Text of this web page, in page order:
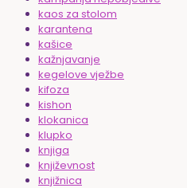
kaos za stolom
karantena
kašice
kažnjavanje
kegelove vježbe
kifoza
kishon
klokanica
klupko
knjiga
književnost
knjižnica